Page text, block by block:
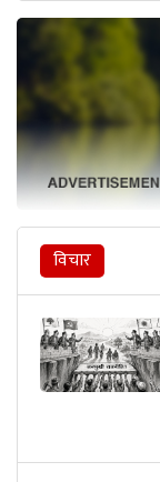
विचार